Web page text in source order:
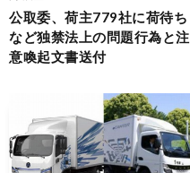
公取委、荷主779社に荷待ち
など独禁法上の問題行為と注
意喚起文書送付